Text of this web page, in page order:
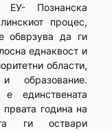
Познанска
процес,
обврзува да ги
еднаквост и
области,
образование.
единствената
година на
ги оствари